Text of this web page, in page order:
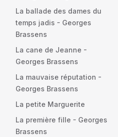
La ballade des dames du
temps jadis - Georges
Brassens
La cane de Jeanne -
Georges Brassens
La mauvaise réputation -
Georges Brassens
La petite Marguerite
La première fille - Georges
Brassens